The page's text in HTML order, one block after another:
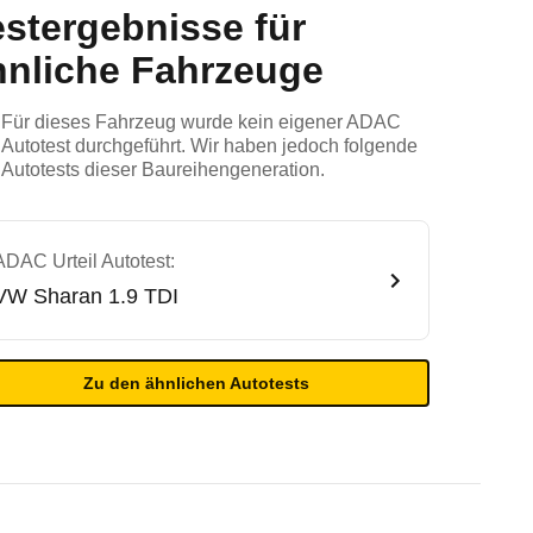
für
Fahrzeuge
Für dieses Fahrzeug wurde kein eigener ADAC
Autotest durchgeführt. Wir haben jedoch folgende
Autotests dieser Baureihengeneration.
Urteil Autotest:
Sharan 1.9 TDI
Zu den ähnlichen Autotests